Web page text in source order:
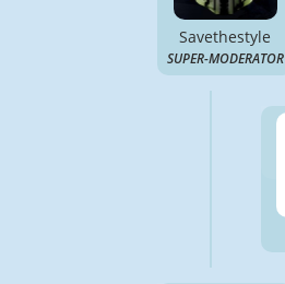
Savethestyle
SUPER-MODERATOR